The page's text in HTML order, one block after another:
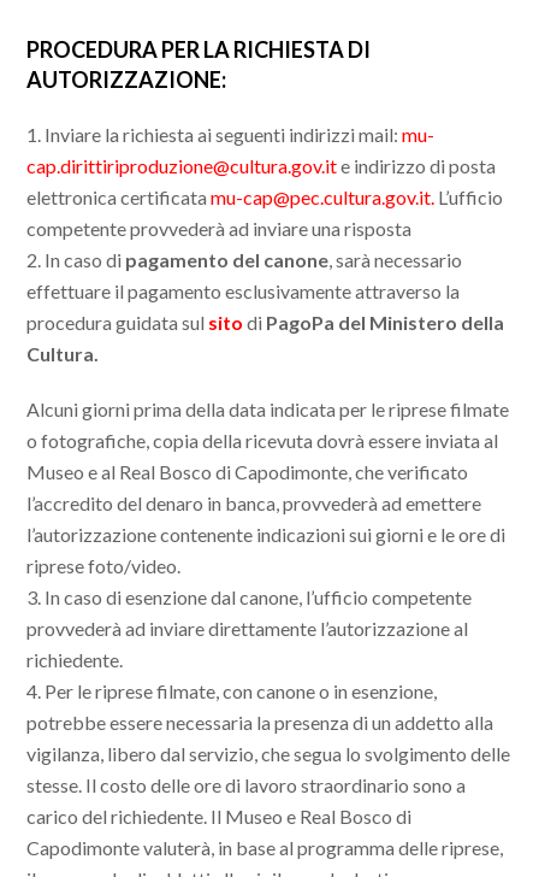
PROCEDURA PER LA RICHIESTA DI
AUTORIZZAZIONE:
1. Inviare la richiesta ai seguenti indirizzi mail:mu-
cap.dirittiriproduzione@cultura.gov.ite indirizzo di posta
elettronica certificatamu-cap@pec.cultura.gov.it. L’ufficio
competente provvederà ad inviare una risposta
2. In caso di pagamento del canone, sarà necessario
effettuare il pagamento esclusivamente attraverso la
procedura guidata sul sitodi PagoPa del Ministero della
Cultura.
Alcuni giorni prima della data indicata per le riprese filmate
o fotografiche, copia della ricevuta dovrà essere inviata al
Museo e al Real Bosco di Capodimonte, che verificato
l’accredito del denaro in banca, provvederà ad emettere
l’autorizzazione contenente indicazioni sui giorni e le ore di
riprese foto/video.
3. In caso di esenzione dal canone, l’ufficio competente
provvederà ad inviare direttamente l’autorizzazione al
richiedente.
4. Per le riprese filmate, con canone o in esenzione,
potrebbe essere necessaria la presenza di un addetto alla
vigilanza, libero dal servizio, che segua lo svolgimento delle
stesse. Il costo delle ore di lavoro straordinario sono a
carico del richiedente. Il Museo e Real Bosco di
Capodimonte valuterà, in base al programma delle riprese,